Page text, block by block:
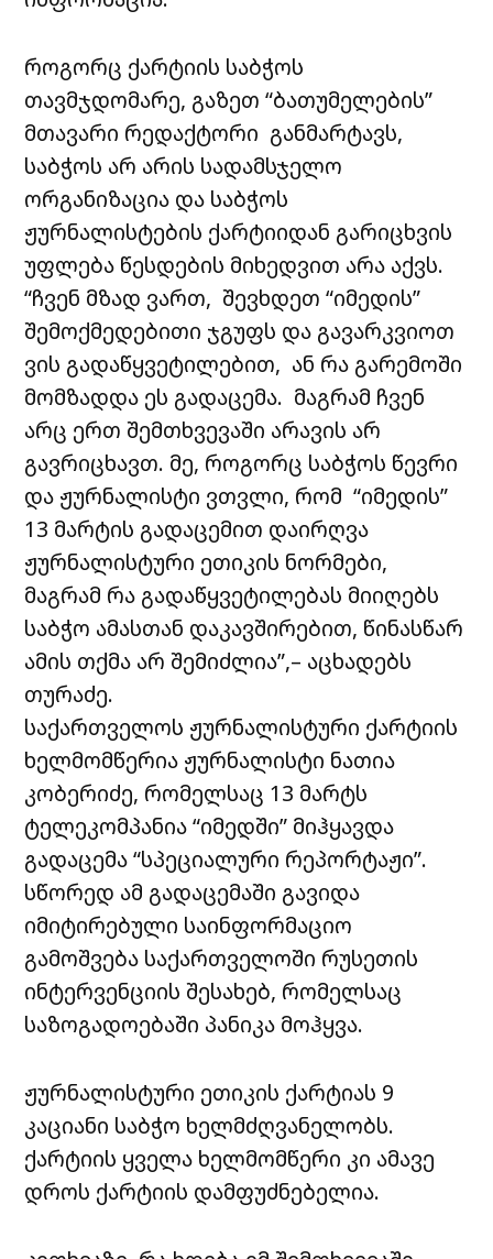
როგორც ქარტიის საბჭოს
თავმჯდომარე, გაზეთ “ბათუმელების”
მთავარი რედაქტორი განმარტავს,
საბჭოს არ არის სადამსჯელო
ორგანიზაცია და საბჭოს
ჟურნალისტების ქარტიიდან გარიცხვის
უფლება წესდების მიხედვით არა აქვს.
“ჩვენ მზად ვართ, შევხდეთ “იმედის”
შემოქმედებითი ჯგუფს და გავარკვიოთ
ვის გადაწყვეტილებით, ან რა გარემოში
მომზადდა ეს გადაცემა. მაგრამ ჩვენ
არც ერთ შემთხვევაში არავის არ
გავრიცხავთ. მე, როგორც საბჭოს წევრი
და ჟურნალისტი ვთვლი, რომ “იმედის”
13 მარტის გადაცემით დაირღვა
ჟურნალისტური ეთიკის ნორმები,
მაგრამ რა გადაწყვეტილებას მიიღებს
საბჭო ამასთან დაკავშირებით, წინასწარ
ამის თქმა არ შემიძლია”,– აცხადებს
თურაძე.
საქართველოს ჟურნალისტური ქარტიის
ხელმომწერია ჟურნალისტი ნათია
კობერიძე, რომელსაც 13 მარტს
ტელეკომპანია “იმედში” მიჰყავდა
გადაცემა “სპეციალური რეპორტაჟი”.
სწორედ ამ გადაცემაში გავიდა
იმიტირებული საინფორმაციო
გამოშვება საქართველოში რუსეთის
ინტერვენციის შესახებ, რომელსაც
საზოგადოებაში პანიკა მოჰყვა.
ჟურნალისტური ეთიკის ქარტიას 9
კაციანი საბჭო ხელმძღვანელობს.
ქარტიის ყველა ხელმომწერი კი ამავე
დროს ქარტიის დამფუძნებელია.